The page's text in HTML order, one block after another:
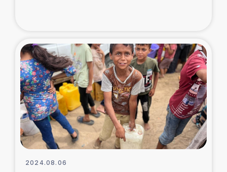
2024.08.06